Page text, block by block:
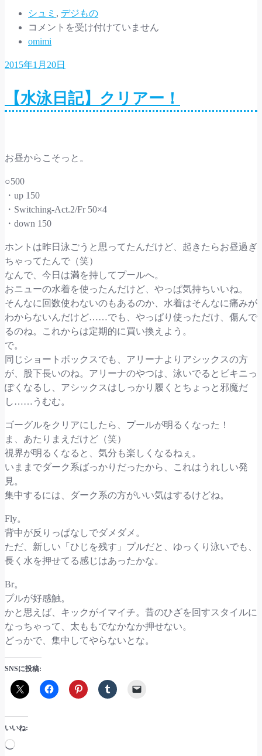
み
中…
シュミ , デジもの
格
安
検
ち
う。
コメントを受け付けていません
omimi
2015年1月20日
【水泳日記】クリアー！
お昼からこそっと。
○500
・up 150
・Switching-Act.2/Fr 50×4
・down 150
ホントは昨日泳ごうと思ってたんだけど、起きたらお昼過ぎ
ちゃってたんで（笑）
なんで、今日は満を持してプールへ。
おニューの水着を使ったんだけど、やっぱ気持ちいいね。
そんなに回数使わないのもあるのか、水着はそんなに痛みが
わからないんだけど……でも、やっぱり使っただけ、傷んで
るのね。これからは定期的に買い換えよう。
で。
同じショートボックスでも、アリーナよりアシックスの方
が、股下長いのね。アリーナのやつは、泳いでるとビキニっ
ぽくなるし、アシックスはしっかり履くとちょっと邪魔だ
し……うむむ。
ゴーグルをクリアにしたら、プールが明るくなった！
ま、あたりまえだけど（笑）
視界が明るくなると、気分も楽しくなるねぇ。
いままでダーク系ばっかりだったから、これはうれしい発
見。
集中するには、ダーク系の方がいい気はするけどね。
Fly。
背中が反りっぱなしでダメダメ。
ただ、新しい「ひじを残す」プルだと、ゆっくり泳いでも、
長く水を押せてる感じはあったかな。
Br。
プルが好感触。
かと思えば、キックがイマイチ。昔のひざを回すスタイルに
なっちゃって、太ももでなかなか押せない。
どっかで、集中してやらないとな。
SNSに投稿:
いいね:
読